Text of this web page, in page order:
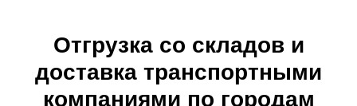
Отгрузка со складов и
доставка транспортными
компаниями по городам